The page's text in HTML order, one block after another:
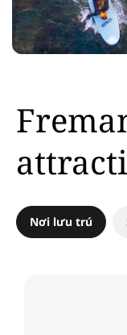
Nơi lưu trú